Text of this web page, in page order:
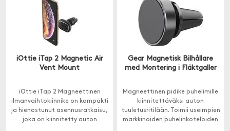
iOttie iTap 2 Magnetic Air
Vent Mount
iOttie iTap 2 Magneettinen
ilmanvaihtokiinnike on kompakti
ja hienostunut asennusratkaisu,
joka on kiinnitetty auton
Gear Magnetisk Bilhållare
med Montering i Fläktgaller
Magneettinen pidike puhelimille
kiinnitettäväksi auton
tuuletusritilään. Toimii useimpien
markkinoiden puhelinkoteloiden